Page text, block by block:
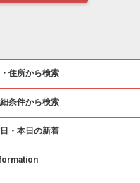
住所から検索
条件から検索
・本日の新着